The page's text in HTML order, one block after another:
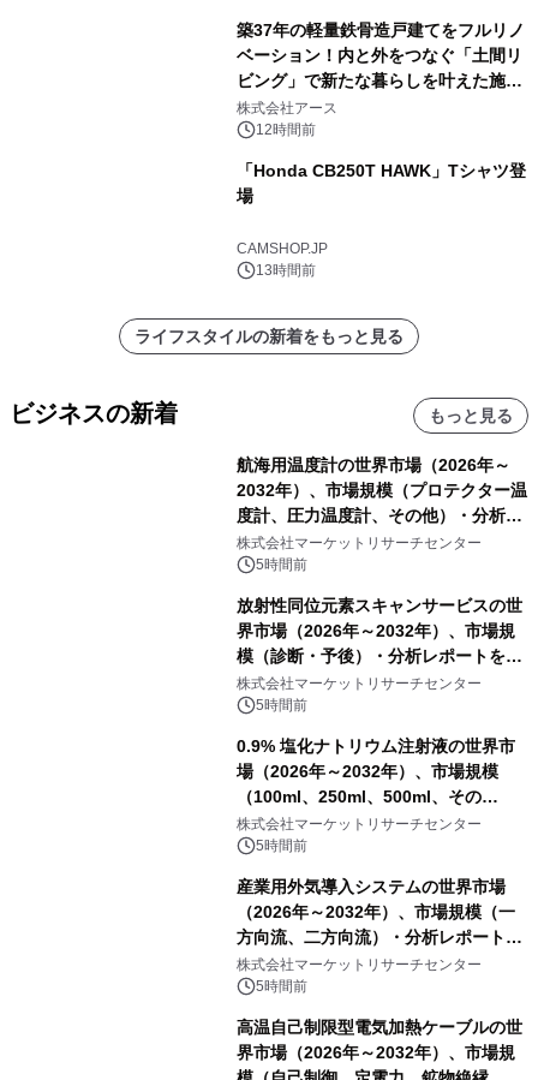
築37年の軽量鉄骨造戸建てをフルリノ
ベーション！内と外をつなぐ「土間リ
ビング」で新たな暮らしを叶えた施工
事例を株式会社アースが公開
株式会社アース
12時間前
「Honda CB250T HAWK」Tシャツ登
場
CAMSHOP.JP
13時間前
ライフスタイルの新着をもっと見る
ビジネスの新着 もっと見る
航海用温度計の世界市場（2026年～
2032年）、市場規模（プロテクター温
度計、圧力温度計、その他）・分析レ
ポートを発表
株式会社マーケットリサーチセンター
5時間前
放射性同位元素スキャンサービスの世
界市場（2026年～2032年）、市場規
模（診断・予後）・分析レポートを発
表
株式会社マーケットリサーチセンター
5時間前
0.9% 塩化ナトリウム注射液の世界市
場（2026年～2032年）、市場規模
（100ml、250ml、500ml、その
他）・分析レポートを発表
株式会社マーケットリサーチセンター
5時間前
産業用外気導入システムの世界市場
（2026年～2032年）、市場規模（一
方向流、二方向流）・分析レポートを
発表
株式会社マーケットリサーチセンター
5時間前
高温自己制限型電気加熱ケーブルの世
界市場（2026年～2032年）、市場規